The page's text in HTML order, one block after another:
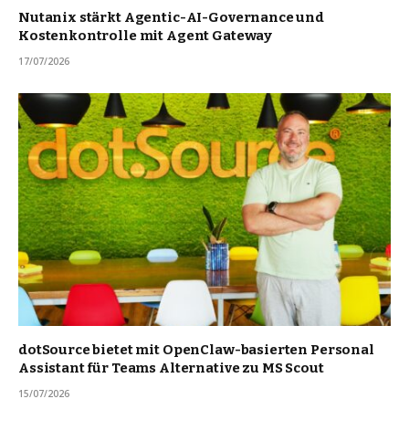
Nutanix stärkt Agentic-AI-Governance und
Kostenkontrolle mit Agent Gateway
17/07/2026
dotSource bietet mit OpenClaw-basierten Personal
Assistant für Teams Alternative zu MS Scout
15/07/2026